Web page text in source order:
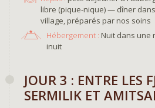
libre (pique-nique) — dîner
village, préparés par nos soins
Hébergement : Nuit dans une
inuit
JOUR 3 : ENTRE LES
SERMILIK ET